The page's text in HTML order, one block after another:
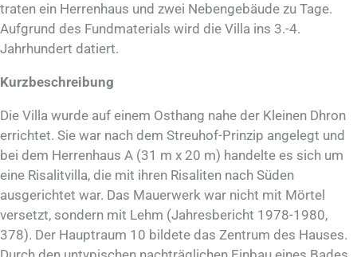
traten ein Herrenhaus und zwei Nebengebäude zu Tage.
Aufgrund des Fundmaterials wird die Villa ins 3.-4.
Jahrhundert datiert.
Kurzbeschreibung
Die Villa wurde auf einem Osthang nahe der Kleinen Dhron
errichtet. Sie war nach dem Streuhof-Prinzip angelegt und
bei dem Herrenhaus A (31 m x 20 m) handelte es sich um
eine Risalitvilla, die mit ihren Risaliten nach Süden
ausgerichtet war. Das Mauerwerk war nicht mit Mörtel
versetzt, sondern mit Lehm (Jahresbericht 1978-1980,
378). Der Hauptraum 10 bildete das Zentrum des Hauses.